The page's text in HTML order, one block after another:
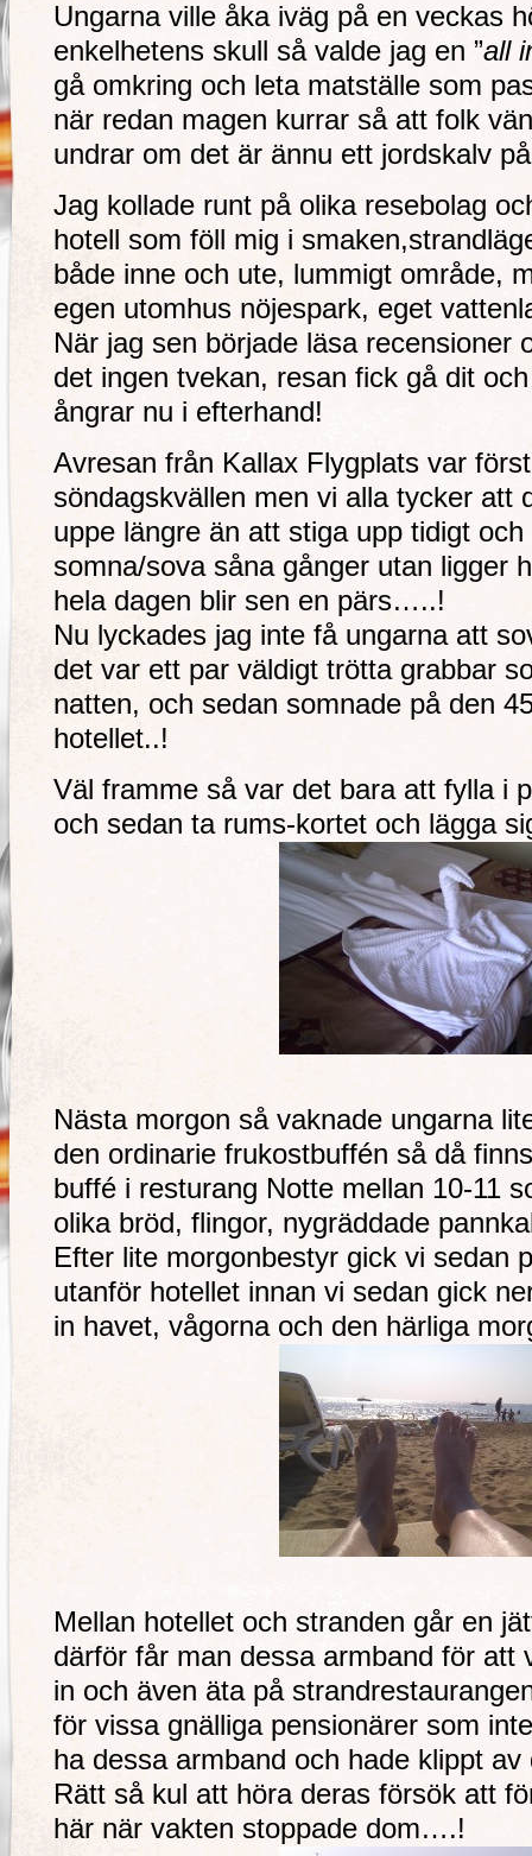
Ungarna ville åka iväg på en veckas
enkelhetens skull så valde jag en ”all
gå omkring och leta matställe som
när redan magen kurrar så att folk
undrar om det är ännu ett jordskalv
Jag kollade runt på olika resebolag
hotell som föll mig i
både inne och ute, lummigt område,
egen utomhus nöjespark, eget
När jag sen började läsa recensioner
det ingen tvekan, resan fick gå dit
ångrar nu i efterhand!
Avresan från Kallax Flygplats var
söndagskvällen men vi alla tycker att
uppe längre än att stiga upp tidigt
somna/sova såna gånger utan ligger
hela dagen blir sen en pärs…..!
Nu lyckades jag inte få ungarna att
det var ett par väldigt trötta grabbar
natten, och sedan somnade på den
hotellet..!
Väl framme så var det bara att fylla i
och sedan ta rums-kortet och lägga
Nästa morgon så vaknade ungarna
den ordinarie frukostbuffén så då
buffé i resturang Notte mellan 10-11
olika bröd, flingor, nygräddade
Efter lite morgonbestyr gick vi sedan
utanför hotellet innan vi sedan gick
in havet, vågorna och den härliga
Mellan hotellet och stranden går en
därför får man dessa armband för att
in och även äta på
för vissa gnälliga pensionärer som
ha dessa armband och hade klippt
Rätt så kul att höra deras försök att
här när vakten stoppade dom….!